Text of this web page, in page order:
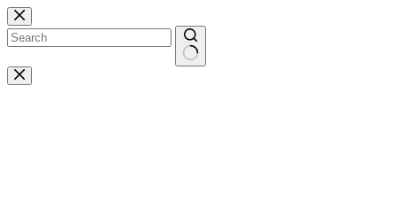
Zum
Inhalt
springen
Keine
Ergebnisse